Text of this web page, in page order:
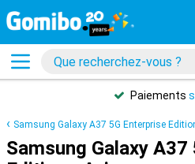
Paiements
Samsung Galaxy A37 5G Enterprise
Samsung Galaxy